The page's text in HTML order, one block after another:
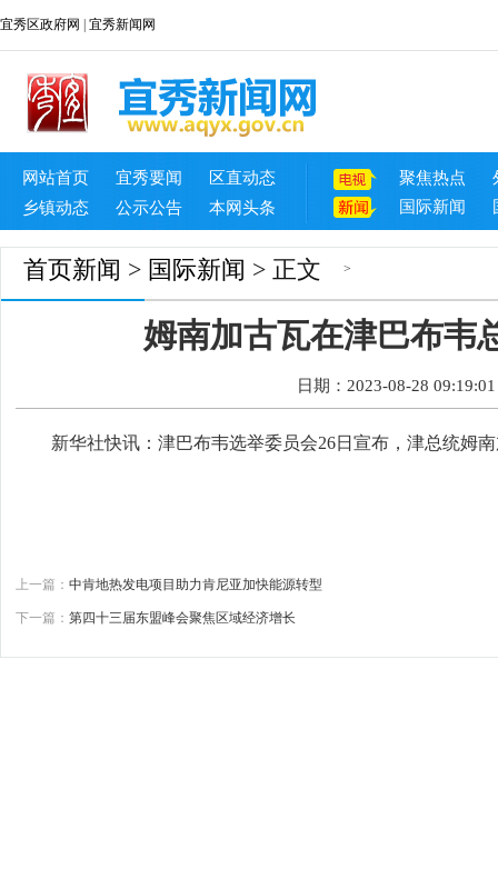
宜秀区政府网 宜秀新闻网
网站首页 宜秀要闻
区直动态
乡镇动态
公示公告 本网头条
聚焦热点
国际新闻
首页 >
新闻 > 国际新闻 > 正文
姆南加古瓦在津巴布韦
日期：2023-08-28 09:19:01
新华社快讯：津巴布韦选举委员会26日宣布，津总统姆南
上一篇： 中肯地热发电项目助力肯尼亚加快能源转型
下一篇： 第四十三届东盟峰会聚焦区域经济增长